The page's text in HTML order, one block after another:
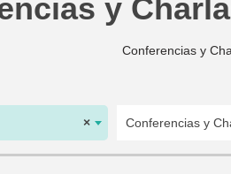
y
Conferencias y
×